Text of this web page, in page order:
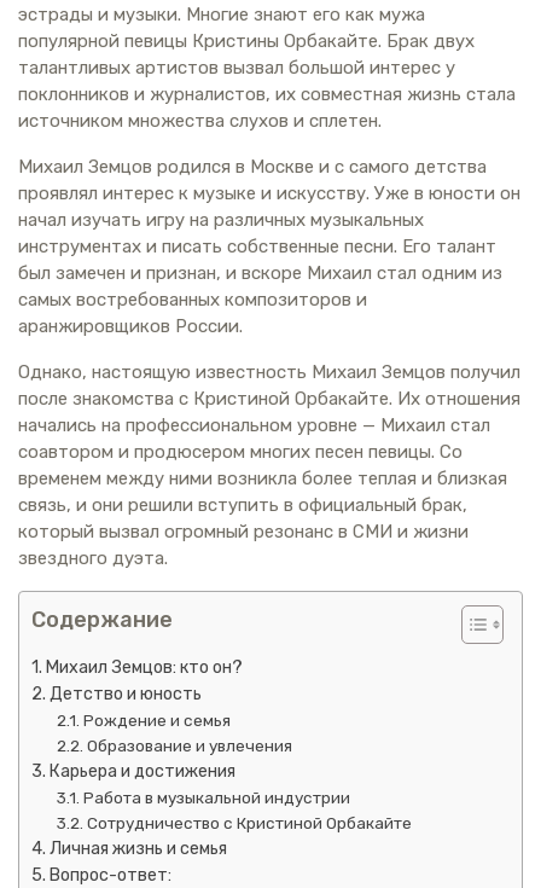
эстрады и музыки. Многие знают его как мужа
популярной певицы Кристины Орбакайте. Брак двух
талантливых артистов вызвал большой интерес у
поклонников и журналистов, их совместная жизнь стала
источником множества слухов и сплетен.
Михаил Земцов родился в Москве и с самого детства
проявлял интерес к музыке и искусству. Уже в юности он
начал изучать игру на различных музыкальных
инструментах и писать собственные песни. Его талант
был замечен и признан, и вскоре Михаил стал одним из
самых востребованных композиторов и
аранжировщиков России.
Однако, настоящую известность Михаил Земцов получил
после знакомства с Кристиной Орбакайте. Их отношения
начались на профессиональном уровне — Михаил стал
соавтором и продюсером многих песен певицы. Со
временем между ними возникла более теплая и близкая
связь, и они решили вступить в официальный брак,
который вызвал огромный резонанс в СМИ и жизни
звездного дуэта.
Содержание
Михаил Земцов: кто он?
Детство и юность
Рождение и семья
Образование и увлечения
Карьера и достижения
Работа в музыкальной индустрии
Сотрудничество с Кристиной Орбакайте
Личная жизнь и семья
Вопрос-ответ: